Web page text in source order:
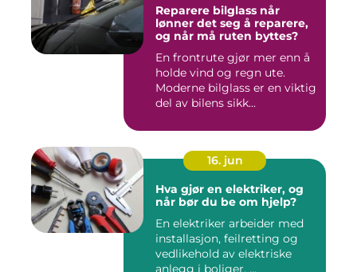
Reparere bilglass når
lønner det seg å reparere,
og når må ruten byttes?
En frontrute gjør mer enn å
holde vind og regn ute.
Moderne bilglass er en viktig
del av bilens sikk...
16. jun
Hva gjør en elektriker, og
når bør du be om hjelp?
En elektriker arbeider med
installasjon, feilretting og
vedlikehold av elektriske
anlegg i boliger, ...